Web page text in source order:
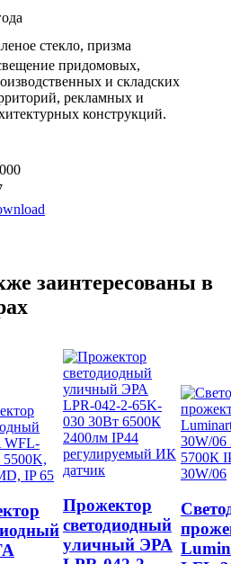
стекло, призма
придомовых,
и складских
рекламных и
конструкций.
заинтересованы в
Прожектор
светодиодный
уличный ЭРА